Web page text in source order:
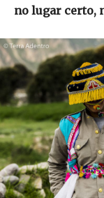
no lugar certo,